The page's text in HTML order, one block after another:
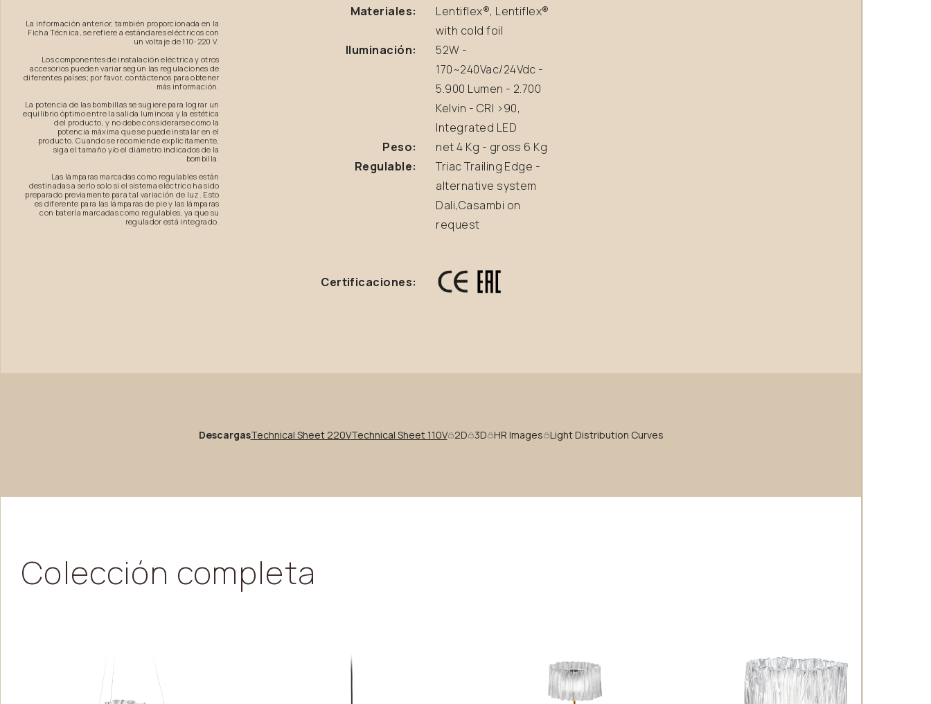
La información anterior, también proporcionada en la
Ficha Técnica, se refiere a estándares eléctricos con
un voltaje de 110-220 V.
Los componentes de instalación eléctrica y otros
accesorios pueden variar según las regulaciones de
diferentes países; por favor, contáctenos para obtener
más información.
La potencia de las bombillas se sugiere para lograr un
equilibrio óptimo entre la salida luminosa y la estética
del producto, y no debe considerarse como la
potencia máxima que se puede instalar en el
producto. Cuando se recomiende explícitamente,
siga el tamaño y/o el diámetro indicados de la
bombilla.
Las lámparas marcadas como regulables están
destinadas a serlo solo si el sistema eléctrico ha sido
preparado previamente para tal variación de luz. Esto
es diferente para las lámparas de pie y las lámparas
con batería marcadas como regulables, ya que su
regulador está integrado.
Materiales:
Lentiflex®, Lentiflex®
with cold foil
Iluminación:
52W -
170~240Vac/24Vdc -
5.900 Lumen - 2.700
Kelvin - CRI >90,
Integrated LED
Peso:
net 4 Kg - gross 6 Kg
Regulable:
Triac Trailing Edge -
alternative system
Dali,Casambi on
request
Certificaciones:
DescargasTechnical Sheet 220VTechnical Sheet 110V 2D 3D HR Images Light Distribution Curves
Colección completa